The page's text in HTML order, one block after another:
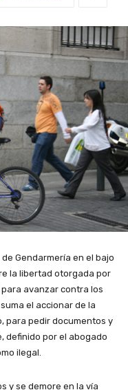
Gendarmería en el bajo
la libertad otorgada por
avanzar contra los
el accionar de la
para pedir documentos y
definido por el abogado
ilegal.
y se demore en la vía